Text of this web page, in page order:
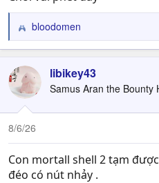
R
e
c
t
i
o
n
s
bloodomen
libikey43
Samus Aran the Bounty
8/6/26
Con mortall shell 2 tạm
đéo có nút nhảy .